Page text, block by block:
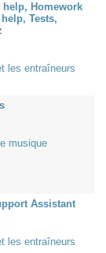
Homework
Tests,
les entraîneurs
musique
Assistant
les entraîneurs